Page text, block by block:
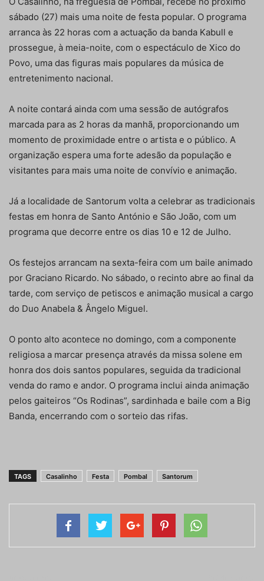
sábado (27) mais uma noite de festa popular. O programa
arranca às 22 horas com a actuação da banda Kabull e
prossegue, à meia-noite, com o espectáculo de Xico do
Povo, uma das figuras mais populares da música de
entretenimento nacional.
A noite contará ainda com uma sessão de autógrafos
marcada para as 2 horas da manhã, proporcionando um
momento de proximidade entre o artista e o público. A
organização espera uma forte adesão da população e
visitantes para mais uma noite de convívio e animação.
Já a localidade de Santorum volta a celebrar as tradicionais
festas em honra de Santo António e São João, com um
programa que decorre entre os dias 10 e 12 de Julho.
Os festejos arrancam na sexta-feira com um baile animado
por Graciano Ricardo. No sábado, o recinto abre ao final da
tarde, com serviço de petiscos e animação musical a cargo
do Duo Anabela & Ângelo Miguel.
O ponto alto acontece no domingo, com a componente
religiosa a marcar presença através da missa solene em
honra dos dois santos populares, seguida da tradicional
venda do ramo e andor. O programa inclui ainda animação
pelos gaiteiros “Os Rodinas”, sardinhada e baile com a Big
Banda, encerrando com o sorteio das rifas.
TAGS Casalinho Festa Pombal Santorum